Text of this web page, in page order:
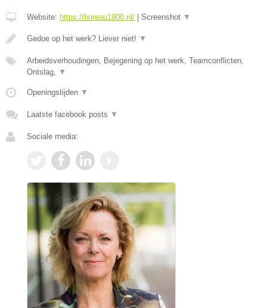
Website: https://bureau1900.nl/ Screenshot ▼
Gedoe op het werk? Liever niet! ▼
Arbeidsverhoudingen, Bejegening op het werk, Teamconflicten,
Ontslag,
▼
Openingstijden ▼
Laatste facebook posts ▼
Sociale media: